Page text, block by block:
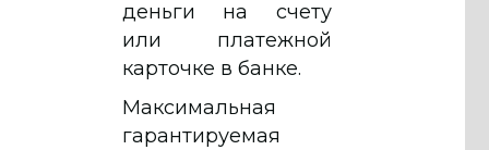
деньги на счету
или платежной
карточке в банке.
Максимальная
гарантируемая